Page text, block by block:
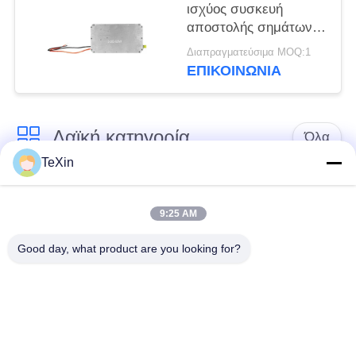
ισχύος συσκευή
αποστολής σημάτων
RF, μεγάλης
απόστασης αντι
Διαπραγματεύσιμα MOQ:1
ΕΠΙΚΟΙΝΩΝΊΑ
Λαϊκή κατηγορία Όλα
Μονάδα παρεμβολής
με μη επανδρωμένο
TeXin
9:25 AM
Good day, what product are you looking for?